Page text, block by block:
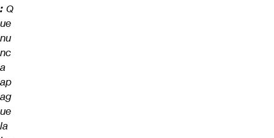
: Q
ue
nu
nc
a
ap
ag
ue
la